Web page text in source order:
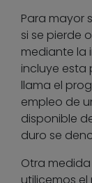
Para mayor
si se pierde
mediante la
incluye esta
llama el
empleo de
disponible
duro se
Otra